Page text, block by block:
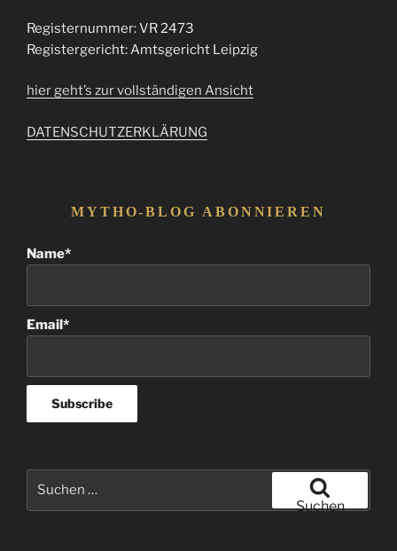
Registernummer: VR 2473
Registergericht: Amtsgericht Leipzig
hier geht’s zur vollständigen Ansicht
DATENSCHUTZERKLÄRUNG
MYTHO-BLOG ABONNIEREN
Name*
Email*
Suchen